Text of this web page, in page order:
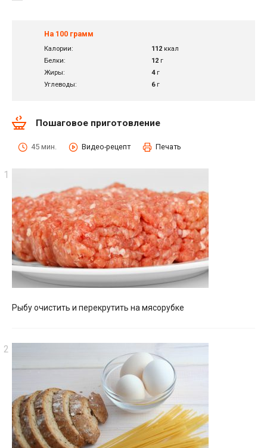
На 100 грамм
Калории: 112 ккал
Белки:
12 г
Жиры:
4г
Углеводы:
6г
Пошаговое приготовление
45 мин. Видео-рецепт Печать
Рыбу очистить и перекрутить на мясорубке